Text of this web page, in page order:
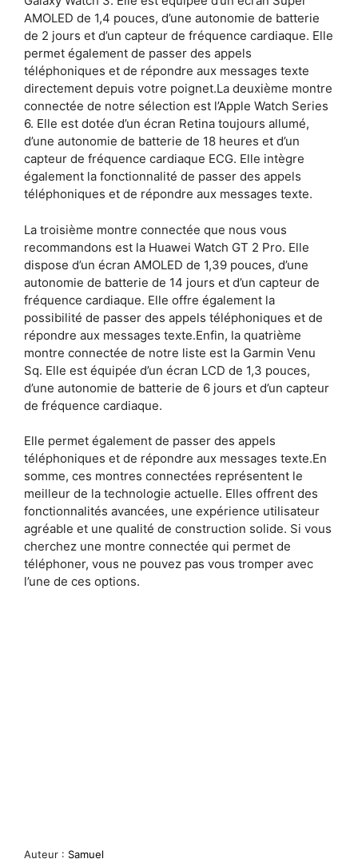
AMOLED de 1,4 pouces, d’une autonomie de batterie
de 2 jours et d’un capteur de fréquence cardiaque. Elle
permet également de passer des appels
téléphoniques et de répondre aux messages texte
directement depuis votre poignet.La deuxième montre
connectée de notre sélection est l’Apple Watch Series
6. Elle est dotée d’un écran Retina toujours allumé,
d’une autonomie de batterie de 18 heures et d’un
capteur de fréquence cardiaque ECG. Elle intègre
également la fonctionnalité de passer des appels
téléphoniques et de répondre aux messages texte.
La troisième montre connectée que nous vous
recommandons est la Huawei Watch GT 2 Pro. Elle
dispose d’un écran AMOLED de 1,39 pouces, d’une
autonomie de batterie de 14 jours et d’un capteur de
fréquence cardiaque. Elle offre également la
possibilité de passer des appels téléphoniques et de
répondre aux messages texte.Enfin, la quatrième
montre connectée de notre liste est la Garmin Venu
Sq. Elle est équipée d’un écran LCD de 1,3 pouces,
d’une autonomie de batterie de 6 jours et d’un capteur
de fréquence cardiaque.
Elle permet également de passer des appels
téléphoniques et de répondre aux messages texte.En
somme, ces montres connectées représentent le
meilleur de la technologie actuelle. Elles offrent des
fonctionnalités avancées, une expérience utilisateur
agréable et une qualité de construction solide. Si vous
cherchez une montre connectée qui permet de
téléphoner, vous ne pouvez pas vous tromper avec
l’une de ces options.
Auteur : Samuel